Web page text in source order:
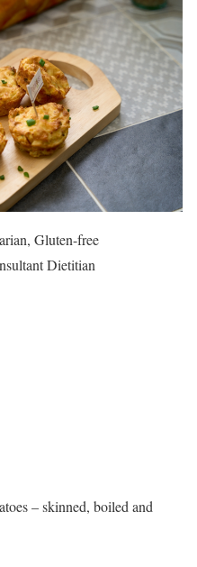
Gluten-free
Dietitian
– skinned, boiled and